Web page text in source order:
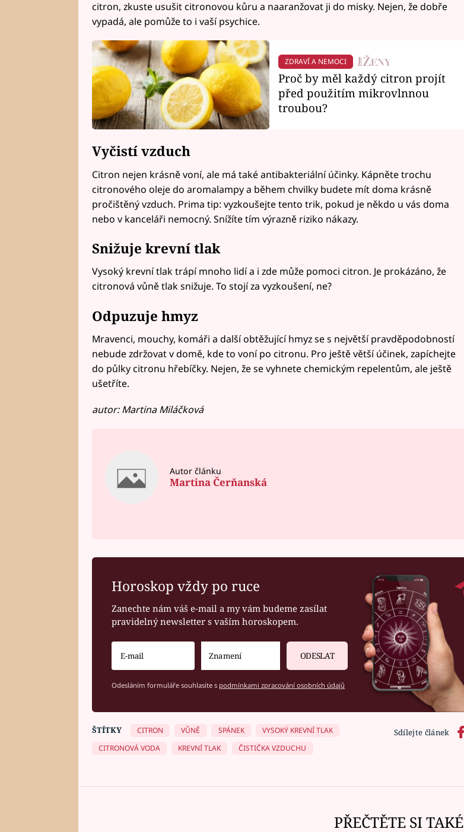
citron, zkuste usušit citronovou kůru a naaranžovat ji do misky. Nejen, že dobře
vypadá, ale pomůže to i vaší psychice.
ZDRAVÍ A NEMOCI
Proč by měl každý citron projít
před použitím mikrovlnnou
troubou?
Vyčistí vzduch
Citron nejen krásně voní, ale má také antibakteriální účinky. Kápněte trochu
citronového oleje do aromalampy a během chvilky budete mít doma krásně
pročištěný vzduch. Prima tip: vyzkoušejte tento trik, pokud je někdo u vás doma
nebo v kanceláři nemocný. Snížíte tím výrazně riziko nákazy.
Snižuje krevní tlak
Vysoký krevní tlak trápí mnoho lidí a i zde může pomoci citron. Je prokázáno, že
citronová vůně tlak snižuje. To stojí za vyzkoušení, ne?
Odpuzuje hmyz
Mravenci, mouchy, komáři a další obtěžující hmyz se s největší pravděpodobností
nebude zdržovat v domě, kde to voní po citronu. Pro ještě větší účinek, zapíchejte
do půlky citronu hřebíčky. Nejen, že se vyhnete chemickým repelentům, ale ještě
ušetříte.
autor: Martina Miláčková
Autor článku
Martina Čerňanská
Horoskop vždy po ruce
Zanechte nám váš e-mail a my vám budeme zasílat
pravidelný newsletter s vaším horoskopem.
ODESLAT
Odesláním formuláře souhlasíte s podmínkami zpracování osobních údajů
Sdílejte článek
ŠTÍTKY CITRON VŮNĚ SPÁNEK
VYSOKÝ KREVNÍ TLAK
CITRONOVÁ VODA
KREVNÍ TLAK ČISTIČKA VZDUCHU
PŘEČTĚTE SI TAKÉ